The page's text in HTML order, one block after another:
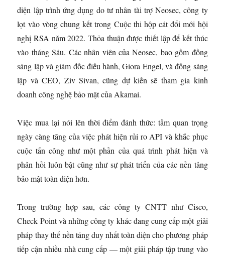
diện lập trình ứng dụng do tư nhân tài trợ Neosec, công ty
lọt vào vòng chung kết trong Cuộc thi hộp cát đổi mới hội
nghị RSA năm 2022. Thỏa thuận được thiết lập để kết thúc
vào tháng Sáu. Các nhân viên của Neosec, bao gồm đồng
sáng lập và giám đốc điều hành, Giora Engel, và đồng sáng
lập và CEO, Ziv Sivan, cũng dự kiến ​​​​sẽ tham gia kinh
doanh công nghệ bảo mật của Akamai.
Việc mua lại nói lên thời điểm đánh thức: tầm quan trọng
ngày càng tăng của việc phát hiện rủi ro API và khắc phục
cuộc tấn công như một phần của quá trình phát hiện và
phản hồi luôn bật cũng như sự phát triển của các nền tảng
bảo mật toàn diện hơn.
Trong trường hợp sau, các công ty CNTT như Cisco,
Check Point và những công ty khác đang cung cấp một giải
pháp thay thế nền tảng duy nhất toàn diện cho phương pháp
tiếp cận nhiều nhà cung cấp — một giải pháp tập trung vào